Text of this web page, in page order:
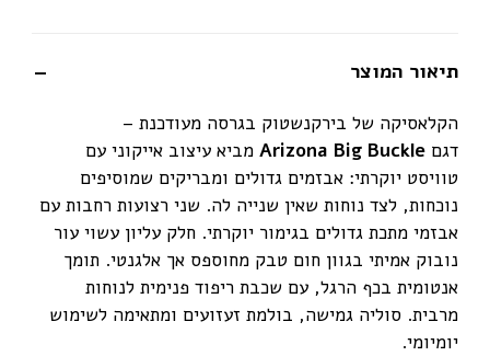
תיאור המוצר
הקלאסיקה של בירקנשטוק בגרסה מעודכנת –
דגםArizona Big Buckle מביא עיצוב אייקוני עם
טוויסט יוקרתי: אבזמים גדולים ומבריקים שמוסיפים
נוכחות, לצד נוחות שאין שנייה לה. שני רצועות רחבות עם
אבזמי מתכת גדולים בגימור יוקרתי. חלק עליון עשוי עור
נובוק אמיתי בגוון חום טבק מחוספס אך אלגנטי. תומך
אנטומית בכף הרגל, עם שכבת ריפוד פנימית לנוחות
מרבית. סוליה גמישה, בולמת זעזועים ומתאימה לשימוש
יומיומי.